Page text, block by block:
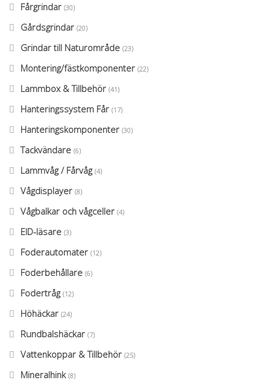
Fårgrindar (30)
Gårdsgrindar (20)
Grindar till Naturområde (23)
Montering/fästkomponenter (22)
Lammbox & Tillbehör (41)
Hanteringssystem Får (17)
Hanteringskomponenter (30)
Tackvändare (6)
Lammvåg / Fårvåg (4)
Vågdisplayer (8)
Vågbalkar och vågceller (4)
EID-läsare (3)
Foderautomater (12)
Foderbehållare (6)
Fodertråg (12)
Höhäckar (24)
Rundbalshäckar (7)
Vattenkoppar & Tillbehör (25)
Mineralhink (8)